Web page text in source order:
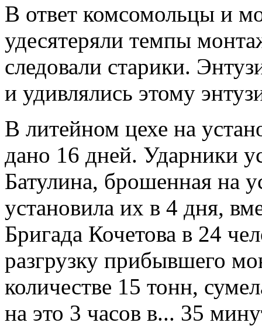
В ответ комсомольцы и
удесятеряли темпы
следовали старики.
и удивлялись этому
В литейном цехе на
дано 16 дней. Ударники
Батулина, брошенная на
установила их в 4 дня,
Бригада Кочетова в 24
разгрузку прибывшего
количестве 15 тонн,
на это 3 часов в... 35